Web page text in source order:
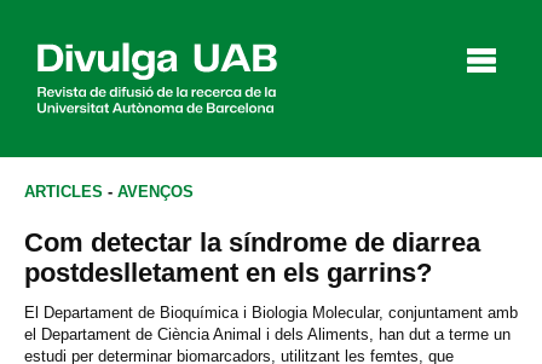
ARTICLES - AVENÇOS
Com detectar la síndrome de diarrea
postdeslletament en els garrins?
El Departament de Bioquímica i Biologia Molecular, conjuntament amb
el Departament de Ciència Animal i dels Aliments, han dut a terme un
estudi per determinar biomarcadors, utilitzant les femtes, que